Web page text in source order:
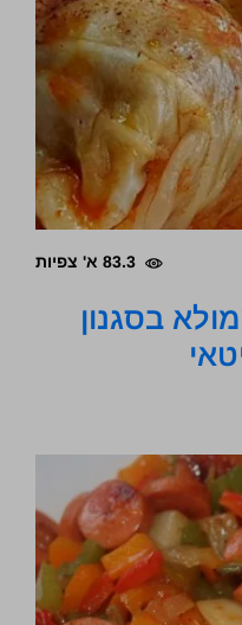
83.3 א' צפיות
בסגנון